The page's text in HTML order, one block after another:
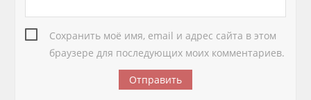
Сохранить моё имя, email и адрес сайта в этом
браузере для последующих моих комментариев.